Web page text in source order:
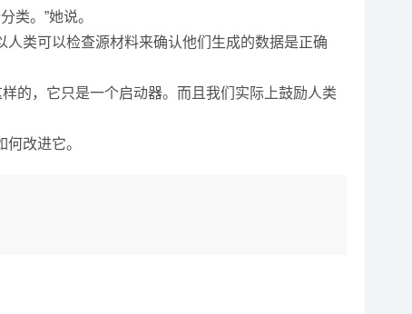
类。”她说。
类可以检查源材料来确认他们生成的数据是正确
的，它只是一个启动器。而且我们实际上鼓励人类
改进它。